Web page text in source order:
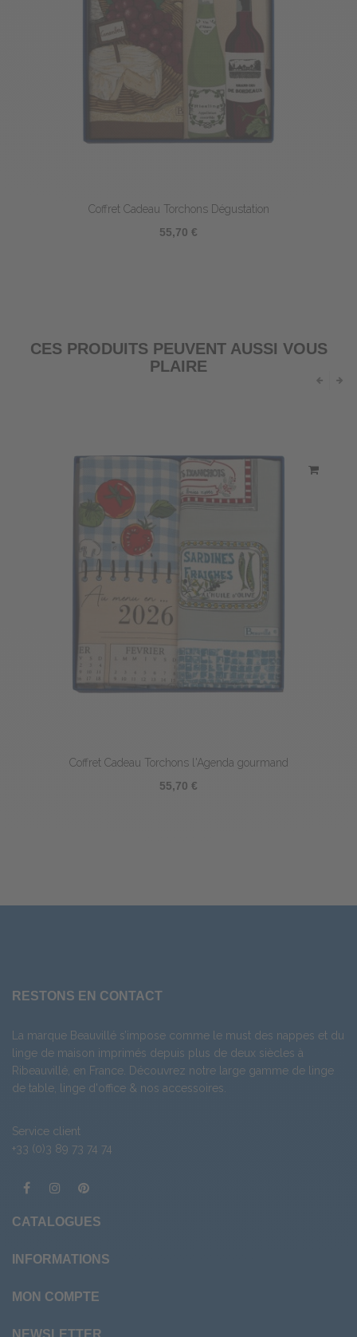
Coffret Cadeau Torchons Dégustation
55,70 €
CES PRODUITS PEUVENT AUSSI VOUS
PLAIRE
Coffret Cadeau Torchons l'Agenda gourmand
55,70 €
RESTONS EN CONTACT
La marque Beauvillé s’impose comme le must des nappes et du
linge de maison imprimés depuis plus de deux siècles à
Ribeauvillé, en France. Découvrez notre large gamme de linge
de table, linge d'office & nos accessoires.
Service client
+33 (0)3 89 73 74 74
CATALOGUES
INFORMATIONS
MON COMPTE